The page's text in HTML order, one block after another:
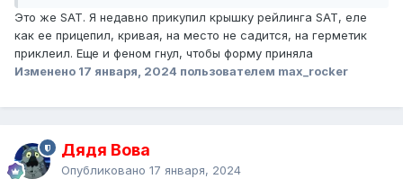
Это же SAT. Я недавно прикупил крышку рейлинга SAT, еле
как ее прицепил, кривая, на место не садится, на герметик
приклеил. Еще и феном гнул, чтобы форму приняла
Изменено 17 января, 2024 пользователем max_rocker
Дядя Вова
Опубликовано 17 января, 2024